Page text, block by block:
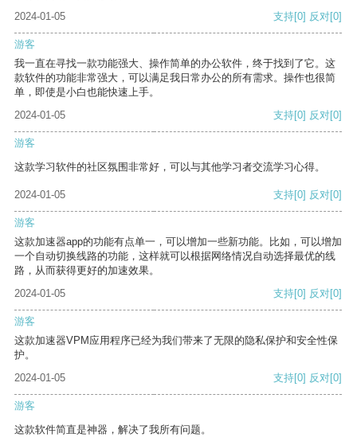
2024-01-05
支持[0] 反对[0]
游客
我一直在寻找一款功能强大、操作简单的办公软件，终于找到了它。这
款软件的功能非常强大，可以满足我日常办公的所有需求。操作也很简
单，即使是小白也能快速上手。
2024-01-05
支持[0] 反对[0]
游客
这款学习软件的社区氛围非常好，可以与其他学习者交流学习心得。
2024-01-05 支持[0] 反对[0]
游客
这款加速器app的功能有点单一，可以增加一些新功能。比如，可以增加
一个自动切换线路的功能，这样就可以根据网络情况自动选择最优的线
路，从而获得更好的加速效果。
2024-01-05
支持[0] 反对[0]
游客
这款加速器VPM应用程序已经为我们带来了无限的隐私保护和安全性保
护。
2024-01-05
支持[0] 反对[0]
游客
这款软件简直是神器，解决了我所有问题。